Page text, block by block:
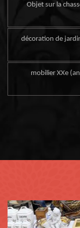
Objet sur la
décoration de
mobilier XXe